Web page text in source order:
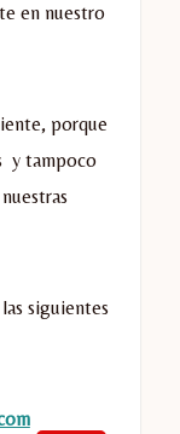
en nuestro
porque
y tampoco
siguientes